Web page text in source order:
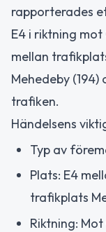
rapporterades
E4 i riktning
mellan
Mehedeby
trafiken.
Händelsens
Typ av
Plats: E4
trafikplats
Riktning: